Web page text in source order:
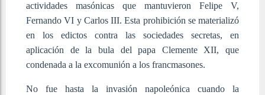
actividades masónicas que mantuvieron Felipe V,
Fernando VI y Carlos III. Esta prohibición se materializó
en los edictos contra las sociedades secretas, en
aplicación de la bula del papa Clemente XII, que
condenada a la excomunión a los francmasones.
No fue hasta la invasión napoleónica cuando la